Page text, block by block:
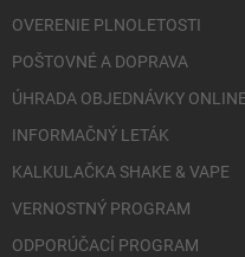
OVERENIE PLNOLETOSTI
POŠTOVNÉ A DOPRAVA
ÚHRADA OBJEDNÁVKY
INFORMAČNÝ LETÁK
KALKULAČKA SHAKE & VAPE
VERNOSTNÝ PROGRAM
ODPORÚČACÍ PROGRAM